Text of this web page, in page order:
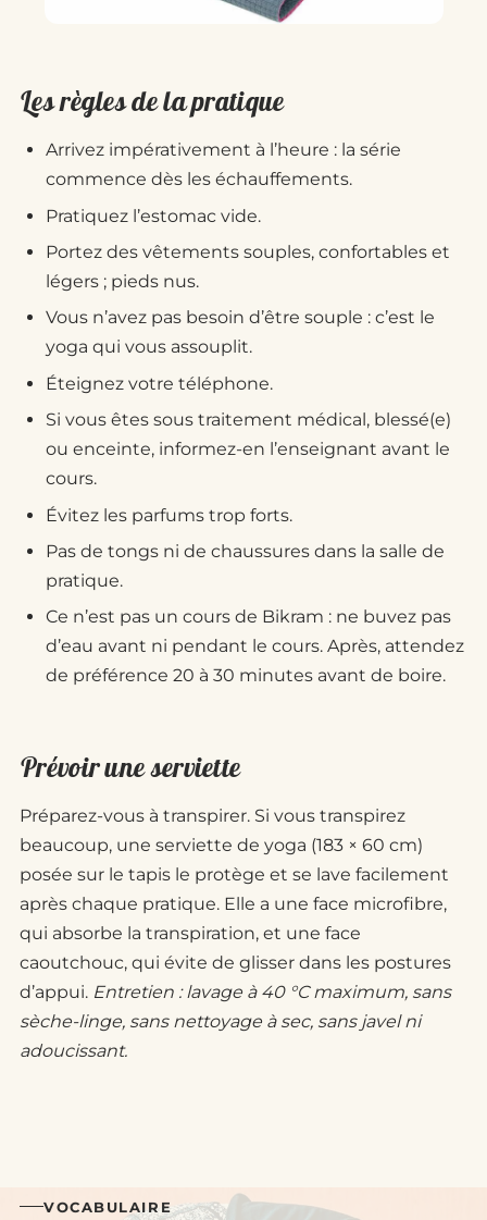
Les règles de la pratique
Arrivez impérativement à l’heure : la série
commence dès les échauffements.
Pratiquez l’estomac vide.
Portez des vêtements souples, confortables et
légers ; pieds nus.
Vous n’avez pas besoin d’être souple : c’est le
yoga qui vous assouplit.
Éteignez votre téléphone.
Si vous êtes sous traitement médical, blessé(e)
ou enceinte, informez-en l’enseignant avant le
cours.
Évitez les parfums trop forts.
Pas de tongs ni de chaussures dans la salle de
pratique.
Ce n’est pas un cours de Bikram : ne buvez pas
d’eau avant ni pendant le cours. Après, attendez
de préférence 20 à 30 minutes avant de boire.
Prévoir une serviette
Préparez-vous à transpirer. Si vous transpirez
beaucoup, une serviette de yoga (183 × 60 cm)
posée sur le tapis le protège et se lave facilement
après chaque pratique. Elle a une face microfibre,
qui absorbe la transpiration, et une face
caoutchouc, qui évite de glisser dans les postures
d’appui. Entretien : lavage à 40 °C maximum, sans
sèche-linge, sans nettoyage à sec, sans javel ni
adoucissant.
VOCABULAIRE